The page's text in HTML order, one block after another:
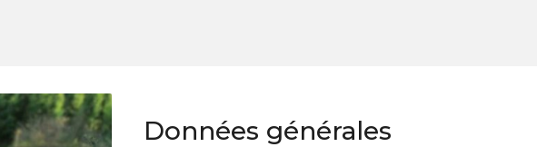
Données générales